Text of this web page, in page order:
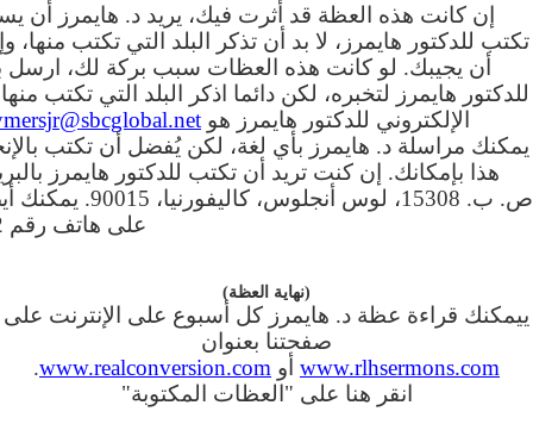
إن كانت هذه العظة قد أثرت فيك، يريد د. هايمرز أن
تكتب للدكتور هايمرز، لا بد أن تذكر البلد التي تكتب منها،
أن يجيبك. لو كانت هذه العظات سبب بركة لك، ارسل
للدكتور هايمرز لتخبره، لكن دائما اذكر البلد التي تكتب
الإلكتروني للدكتور هايمرز هو
يمكنك مراسلة د. هايمرز بأي لغة، لكن يُفضل أن تكتب
هذا بإمكانك. إن كنت تريد أن تكتب للدكتور هايمرز
ص. ب. 15308، لوس أنجلوس،
على هاتف رقم 8183520452.
(نهاية العظة)
ييمكنك قراءة عظة د. هايمرز كل أسبوع على الإنترنت على
صفحتنا بعنوان
www.rlhsermons.com أو www.realconversion.com
.
انقر هنا على "العظات المكتوبة"